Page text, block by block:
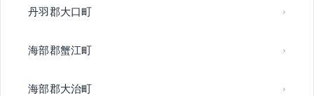
丹羽郡大口町
海部郡蟹江町
海部郡大治町